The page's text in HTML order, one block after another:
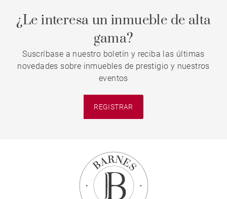
¿Le interesa un inmueble de alta
gama?
Suscríbase a nuestro boletín y reciba las últimas
novedades sobre inmuebles de prestigio y nuestros
eventos
REGISTRAR